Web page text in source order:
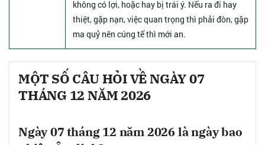
không có lợi, hoặc hay bị trái ý. Nếu ra đi hay
thiệt, gặp nạn, việc quan trọng thì phải đòn, gặp
ma quỷ nên cúng tế thì mới an.
MỘT SỐ CÂU HỎI VỀ NGÀY 07
THÁNG 12 NĂM 2026
Ngày 07 tháng 12 năm 2026 là ngày bao